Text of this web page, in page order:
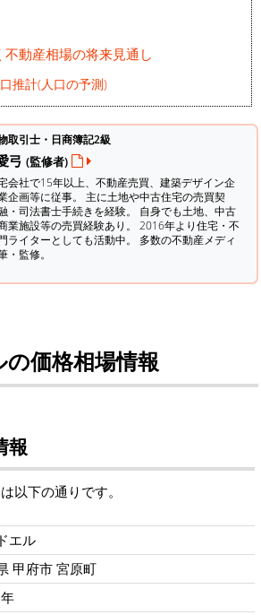
不動産相場の将来見通し
推計(人口の予測)
取引士・日商簿記2級
弓 (監修者)
会社で15年以上、不動産売買、建築デザイン企
企画等に従事。 主に土地や中古住宅の売買契
・司法書士手続きを経験。 自身でも土地、中古
業施設等の売買経験あり。 2016年より住宅・不
ライターとしても活動中。 多数の不動産メディ
・監修。
価格相場情報
報
以下の通りです。
エル
甲府市 宮原町